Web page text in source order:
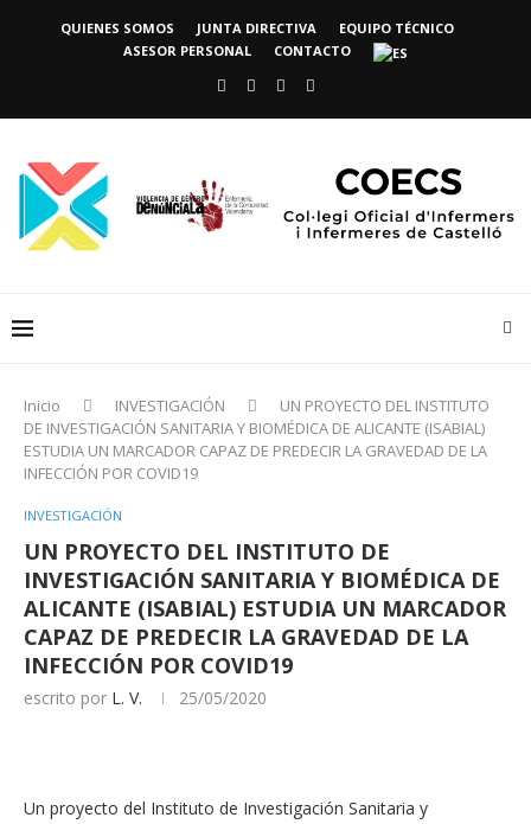
QUIENES SOMOS JUNTA DIRECTIVA
EQUIPO TÉCNICO
ASESOR PERSONAL
CONTACTO
Inicio INVESTIGACIÓN
UN PROYECTO DEL INSTITUTO
DE INVESTIGACIÓN SANITARIA Y BIOMÉDICA DE ALICANTE (ISABIAL)
ESTUDIA UN MARCADOR CAPAZ DE PREDECIR LA GRAVEDAD DE LA
INFECCIÓN POR COVID19
INVESTIGACIÓN
UN PROYECTO DEL INSTITUTO DE
INVESTIGACIÓN SANITARIA Y BIOMÉDICA DE
ALICANTE (ISABIAL) ESTUDIA UN MARCADOR
CAPAZ DE PREDECIR LA GRAVEDAD DE LA
INFECCIÓN POR COVID19
escrito por L. V. 25/05/2020
Un proyecto del Instituto de Investigación Sanitaria y